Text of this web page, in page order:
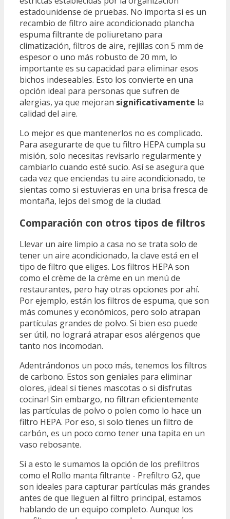
estadounidense de pruebas. No importa si es un
recambio de filtro aire acondicionado plancha
espuma filtrante de poliuretano para
climatización, filtros de aire, rejillas con 5 mm de
espesor o uno más robusto de 20 mm, lo
importante es su capacidad para eliminar esos
bichos indeseables. Esto los convierte en una
opción ideal para personas que sufren de
alergias, ya que mejoran significativamente la
calidad del aire.
Lo mejor es que mantenerlos no es complicado.
Para asegurarte de que tu filtro HEPA cumpla su
misión, solo necesitas revisarlo regularmente y
cambiarlo cuando esté sucio. Así se asegura que
cada vez que enciendas tu aire acondicionado, te
sientas como si estuvieras en una brisa fresca de
montaña, lejos del smog de la ciudad.
Comparación con otros tipos de filtros
Llevar un aire limpio a casa no se trata solo de
tener un aire acondicionado, la clave está en el
tipo de filtro que eliges. Los filtros HEPA son
como el crème de la crème en un menú de
restaurantes, pero hay otras opciones por ahí.
Por ejemplo, están los filtros de espuma, que son
más comunes y económicos, pero solo atrapan
partículas grandes de polvo. Si bien eso puede
ser útil, no logrará atrapar esos alérgenos que
tanto nos incomodan.
Adentrándonos un poco más, tenemos los filtros
de carbono. Estos son geniales para eliminar
olores, ¡ideal si tienes mascotas o si disfrutas
cocinar! Sin embargo, no filtran eficientemente
las partículas de polvo o polen como lo hace un
filtro HEPA. Por eso, si solo tienes un filtro de
carbón, es un poco como tener una tapita en un
vaso rebosante.
Si a esto le sumamos la opción de los prefiltros
como el Rollo manta filtrante - Prefiltro G2, que
son ideales para capturar partículas más grandes
antes de que lleguen al filtro principal, estamos
hablando de un equipo completo. Aunque los